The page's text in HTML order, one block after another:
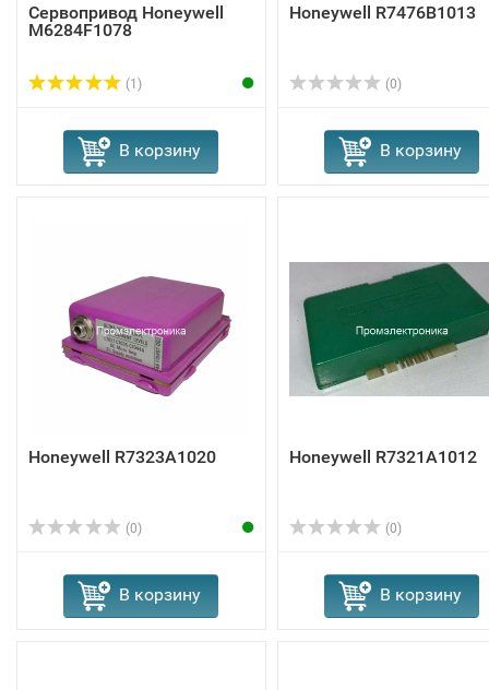
Сервопривод Honeywell
M6284F1078
(1)
В корзину
Honeywell R7476B1013
(0)
В корзину
Honeywell R7323A1020
(0)
В корзину
Honeywell R7321A1012
(0)
В корзину